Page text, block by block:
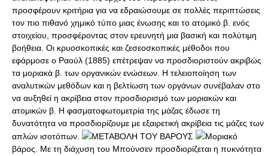
προσφέρουν κριτήρια για να εδραιώσουμε σε πολλές περιπτώσεις
τον πιο πιθανό χημικό τύπο μιας ένωσης και το ατομικό β. ενός
στοιχείου, προσφέροντας στον ερευνητή μια βασική και πολύτιμη
βοήθεια. Οι κρυοσκοπικές και ζεσεοσκοπικές μέθοδοι που
εφάρμοσε ο Ραούλ (1885) επέτρεψαν να προσδιοριστούν ακριβώς
τα μοριακά β. των οργανικών ενώσεων. Η τελειοποίηση των
αναλυτικών μεθόδων και η βελτίωση των οργάνων συνέβαλαν στο
να αυξηθεί η ακρίβεια στον προσδιορισμό των μοριακών και
ατομικών β. Η φασματοφωτομετρία της μάζας έδωσε τη
δυνατότητα να προσδιορίζουμε με εξαιρετική ακρίβεια τις μάζες των
απλών ισοτόπων.
ΜΕΤΑΒΟΛΗ ΤΟΥ ΒΑΡΟΥΣ
Μοριακό
βάρος. Με τη διάχυση του Μπούνσεν προσδιορίζεται η πυκνότητα